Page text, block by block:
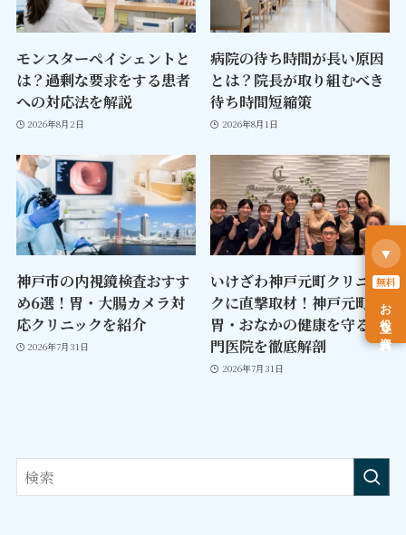
モンスターペイシェントと
は？過剰な要求をする患者
への対応法を解説
2026年8月2日
病院の待ち時間が長い原因
とは？院長が取り組むべき
待ち時間短縮策
2026年8月1日
神戸市の内視鏡検査おすす
め6選！胃・大腸カメラ対
応クリニックを紹介
2026年7月31日
いけざわ神戸元町クリニッ
クに直撃取材！神戸元町で
胃・おなかの健康を守る専
門医院を徹底解剖
2026年7月31日
▼
無料
お役立ち資料